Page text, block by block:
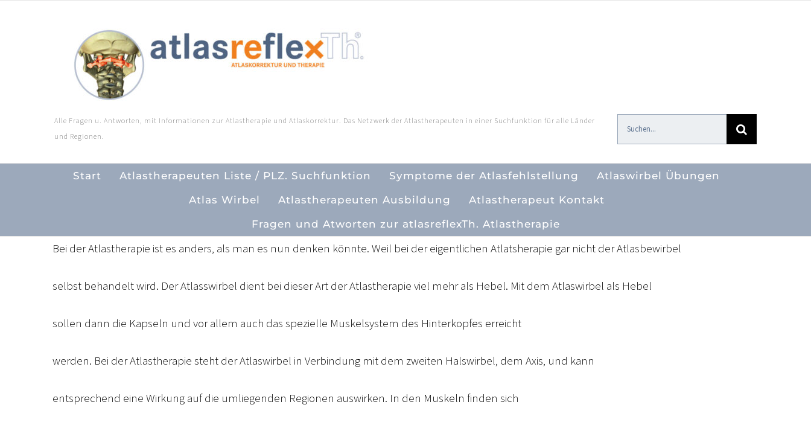
Alle Fragen u. Antworten, mit Informationen zur Atlastherapie und Atlaskorrektur. Das Netzwerk der Atlastherapeuten in einer Suchfunktion für alle Länder
und Regionen.
Suche
Start Atlastherapeuten Liste / PLZ. Suchfunktion Symptome der Atlasfehlstellung
Atlaswirbel Übungen
Atlas Wirbel
Atlastherapeuten Ausbildung
Atlastherapeut Kontakt
Fragen und Atworten zur atlasreflexTh. Atlastherapie
Bei der Atlastherapie ist es anders, als man es nun denken könnte. Weil bei der eigentlichen Atlatsherapie gar nicht der Atlasbewirbel
selbst behandelt wird. Der Atlasswirbel dient bei dieser Art der Atlastherapie viel mehr als Hebel. Mit dem Atlaswirbel als Hebel
sollen dann die Kapseln und vor allem auch das spezielle Muskelsystem des Hinterkopfes erreicht
werden. Bei der Atlastherapie steht der Atlaswirbel in Verbindung mit dem zweiten Halswirbel, dem Axis, und kann
entsprechend eine Wirkung auf die umliegenden Regionen auswirken. In den Muskeln finden sich